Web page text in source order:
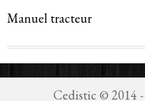
Manuel tracteur
Cedistic © 2014